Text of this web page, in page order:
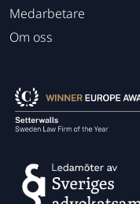
Medarbetare
Om oss